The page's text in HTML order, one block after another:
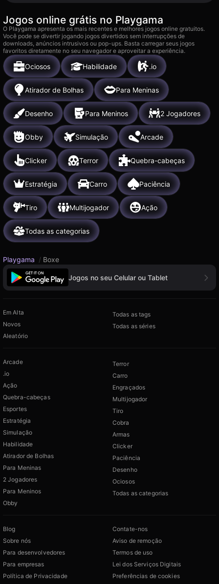
Jogos online grátis no Playgama
O Playgama apresenta os mais recentes e melhores jogos online gratuitos.
Você pode se divertir jogando jogos divertidos sem interrupções de
downloads, anúncios intrusivos ou pop-ups. Basta carregar seus jogos
favoritos diretamente no seu navegador e aproveitar a experiência.
Ociosos Habilidade .io
Atirador de Bolhas Para Meninas
Desenho Para Meninos 2 Jogadores
Obby Simulação Arcade
Clicker Terror Quebra-cabeças
Estratégia Carro Paciência
Tiro Multijogador Ação
Todas as categorias
Playgama / Boxe
Jogos no seu Celular ou Tablet
Em Alta
Novos
Aleatório
Todas as tags
Todas as séries
Arcade
.io
Ação
Quebra-cabeças
Esportes
Estratégia
Simulação
Habilidade
Atirador de Bolhas
Para Meninas
2 Jogadores
Para Meninos
Obby
Terror
Carro
Engraçados
Multijogador
Tiro
Cobra
Armas
Clicker
Paciência
Desenho
Ociosos
Todas as categorias
Blog
Sobre nós
Para desenvolvedores
Para empresas
Política de Privacidade
Contate-nos
Aviso de remoção
Termos de uso
Lei dos Serviços Digitais
Preferências de cookies